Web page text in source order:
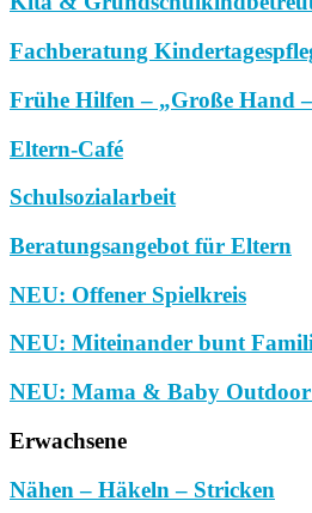
Fachberatung
Frühe Hilfen – „Große Hand
Eltern-Café
Schulsozialarbeit
Beratungsangebot für Eltern
NEU: Offener Spielkreis
NEU: Miteinander bunt
NEU: Mama & Baby Outdoor
Erwachsene
Nähen – Häkeln – Stricken